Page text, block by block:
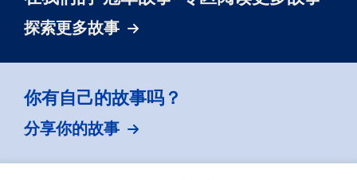
探索更多故事
你有自己的故事吗？
分享你的故事